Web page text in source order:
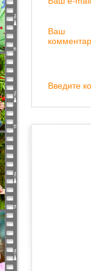
Ваш
Введите